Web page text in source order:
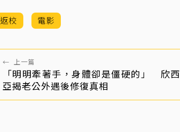
返校 電影
← 上一篇
「明明牽著手，身體卻是僵硬的」 欣西
亞揭老公外遇後修復真相